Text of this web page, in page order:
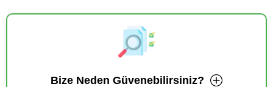
Bize Neden Güvenebilirsiniz?